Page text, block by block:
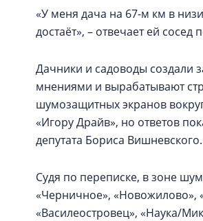
«У меня дача на 67-м км в
достаёт», – отвечает ей сосед
Дачники и садоводы создали
мнениями и вырабатывают
шумозащитных экранов
«Игору Драйв», но ответов
депутата Бориса Вишневского.
Судя по переписке, в зоне
«Черничное», «Новожилово»,
«Василеостровец», «Наука/